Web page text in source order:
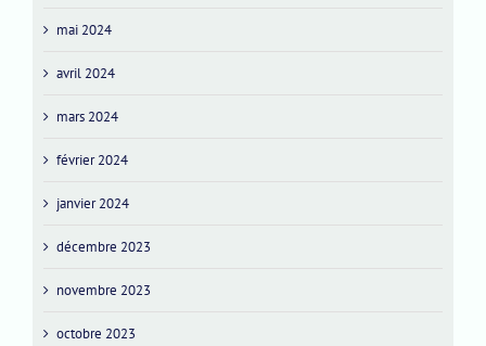
mai 2024
avril 2024
mars 2024
février 2024
janvier 2024
décembre 2023
novembre 2023
octobre 2023